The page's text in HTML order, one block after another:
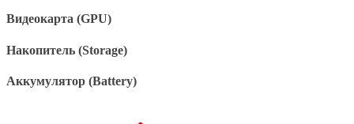
Видеокарта (GPU)
Накопитель (Storage)
Аккумулятор (Battery)